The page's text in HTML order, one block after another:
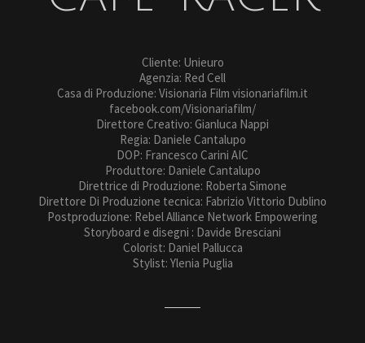
Cliente: Unieuro
Agenzia: Red Cell
Casa di Produzione: Visionaria Film visionariafilm.it
facebook.com/Visionariafilm/
Direttore Creativo: Gianluca Nappi
Regia: Daniele Cantalupo
DOP: Francesco Carini AIC
Produttore: Daniele Cantalupo
Direttrice di Produzione: Roberta Simone
Direttore Di Produzione tecnica: Fabrizio Vittorio Dublino
Postproduzione: Rebel Alliance Network Empowering
Storyboard e disegni : Davide Bresciani
Colorist: Daniel Pallucca
Stylist: Ylenia Puglia